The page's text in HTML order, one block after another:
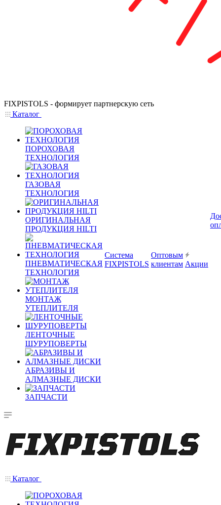
FIXPISTOLS - формирует партнерскую сеть
Каталог
ПОРОХОВАЯ
ТЕХНОЛОГИЯ
ГАЗОВАЯ
ТЕХНОЛОГИЯ
ОРИГИНАЛЬНАЯ
ПРОДУКЦИЯ HILTI
ПНЕВМАТИЧЕСКАЯ
ТЕХНОЛОГИЯ
МОНТАЖ
УТЕПЛИТЕЛЯ
ЛЕНТОЧНЫЕ
ШУРУПОВЕРТЫ
АБРАЗИВЫ И
АЛМАЗНЫЕ ДИСКИ
ЗАПЧАСТИ
Система
FIXPISTOLS
Оптовым
клиентам Акции
Каталог